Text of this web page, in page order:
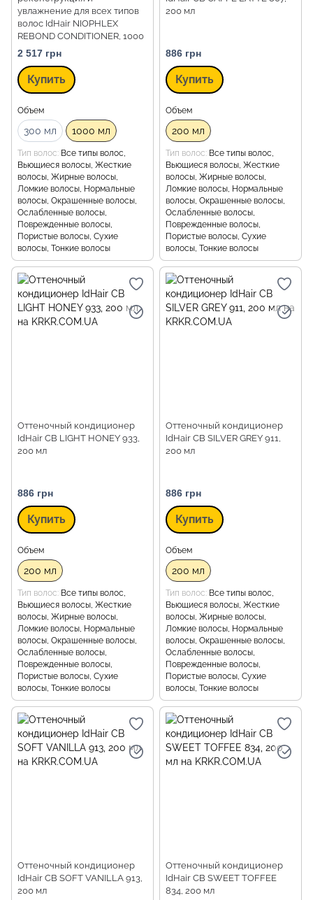
увлажнение для всех типов
волос IdHair NIOPHLEX
REBOND CONDITIONER, 1000
мл
2 517 грн
Купить
Объем
300 мл 1000 мл
Тип волос Все типы волос,
Вьющиеся волосы, Жесткие
волосы, Жирные волосы,
Ломкие волосы, Нормальные
волосы, Окрашенные волосы,
Ослабленные волосы,
Поврежденные волосы,
Пористые волосы, Сухие
волосы, Тонкие волосы
200 мл
886 грн
Купить
Объем
200 мл
Тип волос Все типы волос,
Вьющиеся волосы, Жесткие
волосы, Жирные волосы,
Ломкие волосы, Нормальные
волосы, Окрашенные волосы,
Ослабленные волосы,
Поврежденные волосы,
Пористые волосы, Сухие
волосы, Тонкие волосы
Оттеночный кондиционер
IdHair CB LIGHT HONEY 933,
200 мл
886 грн
Купить
Объем
200 мл
Тип волос Все типы волос,
Вьющиеся волосы, Жесткие
волосы, Жирные волосы,
Ломкие волосы, Нормальные
волосы, Окрашенные волосы,
Ослабленные волосы,
Поврежденные волосы,
Пористые волосы, Сухие
волосы, Тонкие волосы
Оттеночный кондиционер
IdHair CB SILVER GREY 911,
200 мл
886 грн
Купить
Объем
200 мл
Тип волос Все типы волос,
Вьющиеся волосы, Жесткие
волосы, Жирные волосы,
Ломкие волосы, Нормальные
волосы, Окрашенные волосы,
Ослабленные волосы,
Поврежденные волосы,
Пористые волосы, Сухие
волосы, Тонкие волосы
Оттеночный кондиционер
IdHair CB SOFT VANILLA 913,
200 мл
Оттеночный кондиционер
IdHair CB SWEET TOFFEE
834, 200 мл